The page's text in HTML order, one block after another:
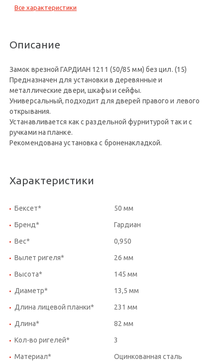
Все характеристики
Описание
Замок врезной ГАРДИАН 1211 (50/85 мм) без цил. (15)
Предназначен для установки в деревянные и
металлические двери, шкафы и сейфы.
Универсальный, подходит для дверей правого и левого
открывания.
Устанавливается как с раздельной фурнитурой так и с
ручками на планке.
Рекомендована установка с броненакладкой.
Характеристики
Бексет* 50 мм
Бренд* Гардиан
Вес* 0,950
Вылет ригеля* 26 мм
Высота* 145 мм
Диаметр* 13,5 мм
Длина лицевой планки* 231 мм
Длина* 82 мм
Кол-во ригелей* 3
Материал* Оцинкованная сталь